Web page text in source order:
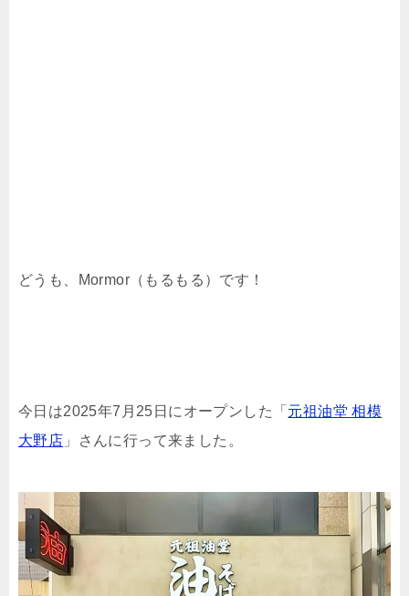
どうも、Mormor（もるもる）です！
今日は2025年7月25日にオープンした 「 元祖油堂 相模
大野店 」さんに行って来ました。